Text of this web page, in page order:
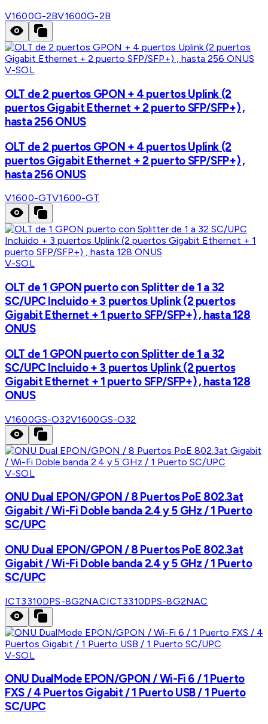
V1600G-2BV1600G-2B
V-SOL
OLT de 2 puertos GPON + 4 puertos Uplink (2
puertos Gigabit Ethernet + 2 puerto SFP/SFP+) ,
hasta 256 ONUS
OLT de 2 puertos GPON + 4 puertos Uplink (2
puertos Gigabit Ethernet + 2 puerto SFP/SFP+) ,
hasta 256 ONUS
V1600-GTV1600-GT
V-SOL
OLT de 1 GPON puerto con Splitter de 1 a 32
SC/UPC Incluido + 3 puertos Uplink (2 puertos
Gigabit Ethernet + 1 puerto SFP/SFP+) , hasta 128
ONUS
OLT de 1 GPON puerto con Splitter de 1 a 32
SC/UPC Incluido + 3 puertos Uplink (2 puertos
Gigabit Ethernet + 1 puerto SFP/SFP+) , hasta 128
ONUS
V1600GS-O32V1600GS-O32
V-SOL
ONU Dual EPON/GPON / 8 Puertos PoE 802.3at
Gigabit / Wi-Fi Doble banda 2.4 y 5 GHz / 1 Puerto
SC/UPC
ONU Dual EPON/GPON / 8 Puertos PoE 802.3at
Gigabit / Wi-Fi Doble banda 2.4 y 5 GHz / 1 Puerto
SC/UPC
ICT3310DPS-8G2NACICT3310DPS-8G2NAC
V-SOL
ONU DualMode EPON/GPON / Wi-Fi 6 / 1 Puerto
FXS / 4 Puertos Gigabit / 1 Puerto USB / 1 Puerto
SC/UPC